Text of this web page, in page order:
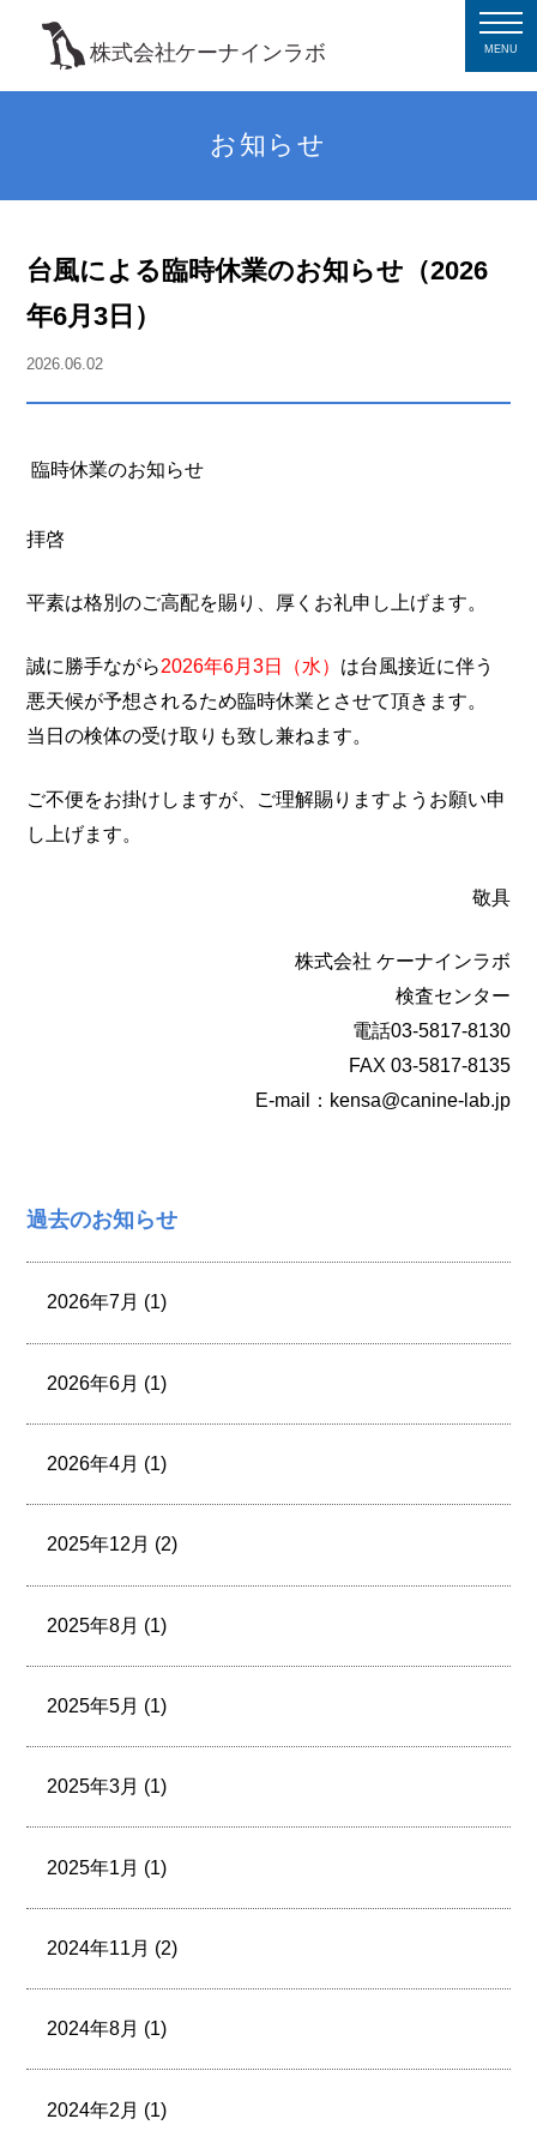
MENU
お知らせ
台風による臨時休業のお知らせ（2026
年6月3日）
2026.06.02
臨時休業のお知らせ
拝啓
平素は格別のご高配を賜り、厚くお礼申し上げます。
誠に勝手ながら2026年6月3日（水） は台風接近に伴う
悪天候が予想されるため臨時休業とさせて頂きます。
当日の検体の受け取りも致し兼ねます。
ご不便をお掛けしますが、ご理解賜りますようお願い申
し上げます。
敬具
株式会社 ケーナインラボ
検査センター
電話03-5817-8130
FAX 03-5817-8135
E-mail：kensa@canine-lab.jp
過去のお知らせ
2026年7月 (1)
2026年6月 (1)
2026年4月 (1)
2025年12月 (2)
2025年8月 (1)
2025年5月 (1)
2025年3月 (1)
2025年1月 (1)
2024年11月 (2)
2024年8月 (1)
2024年2月 (1)